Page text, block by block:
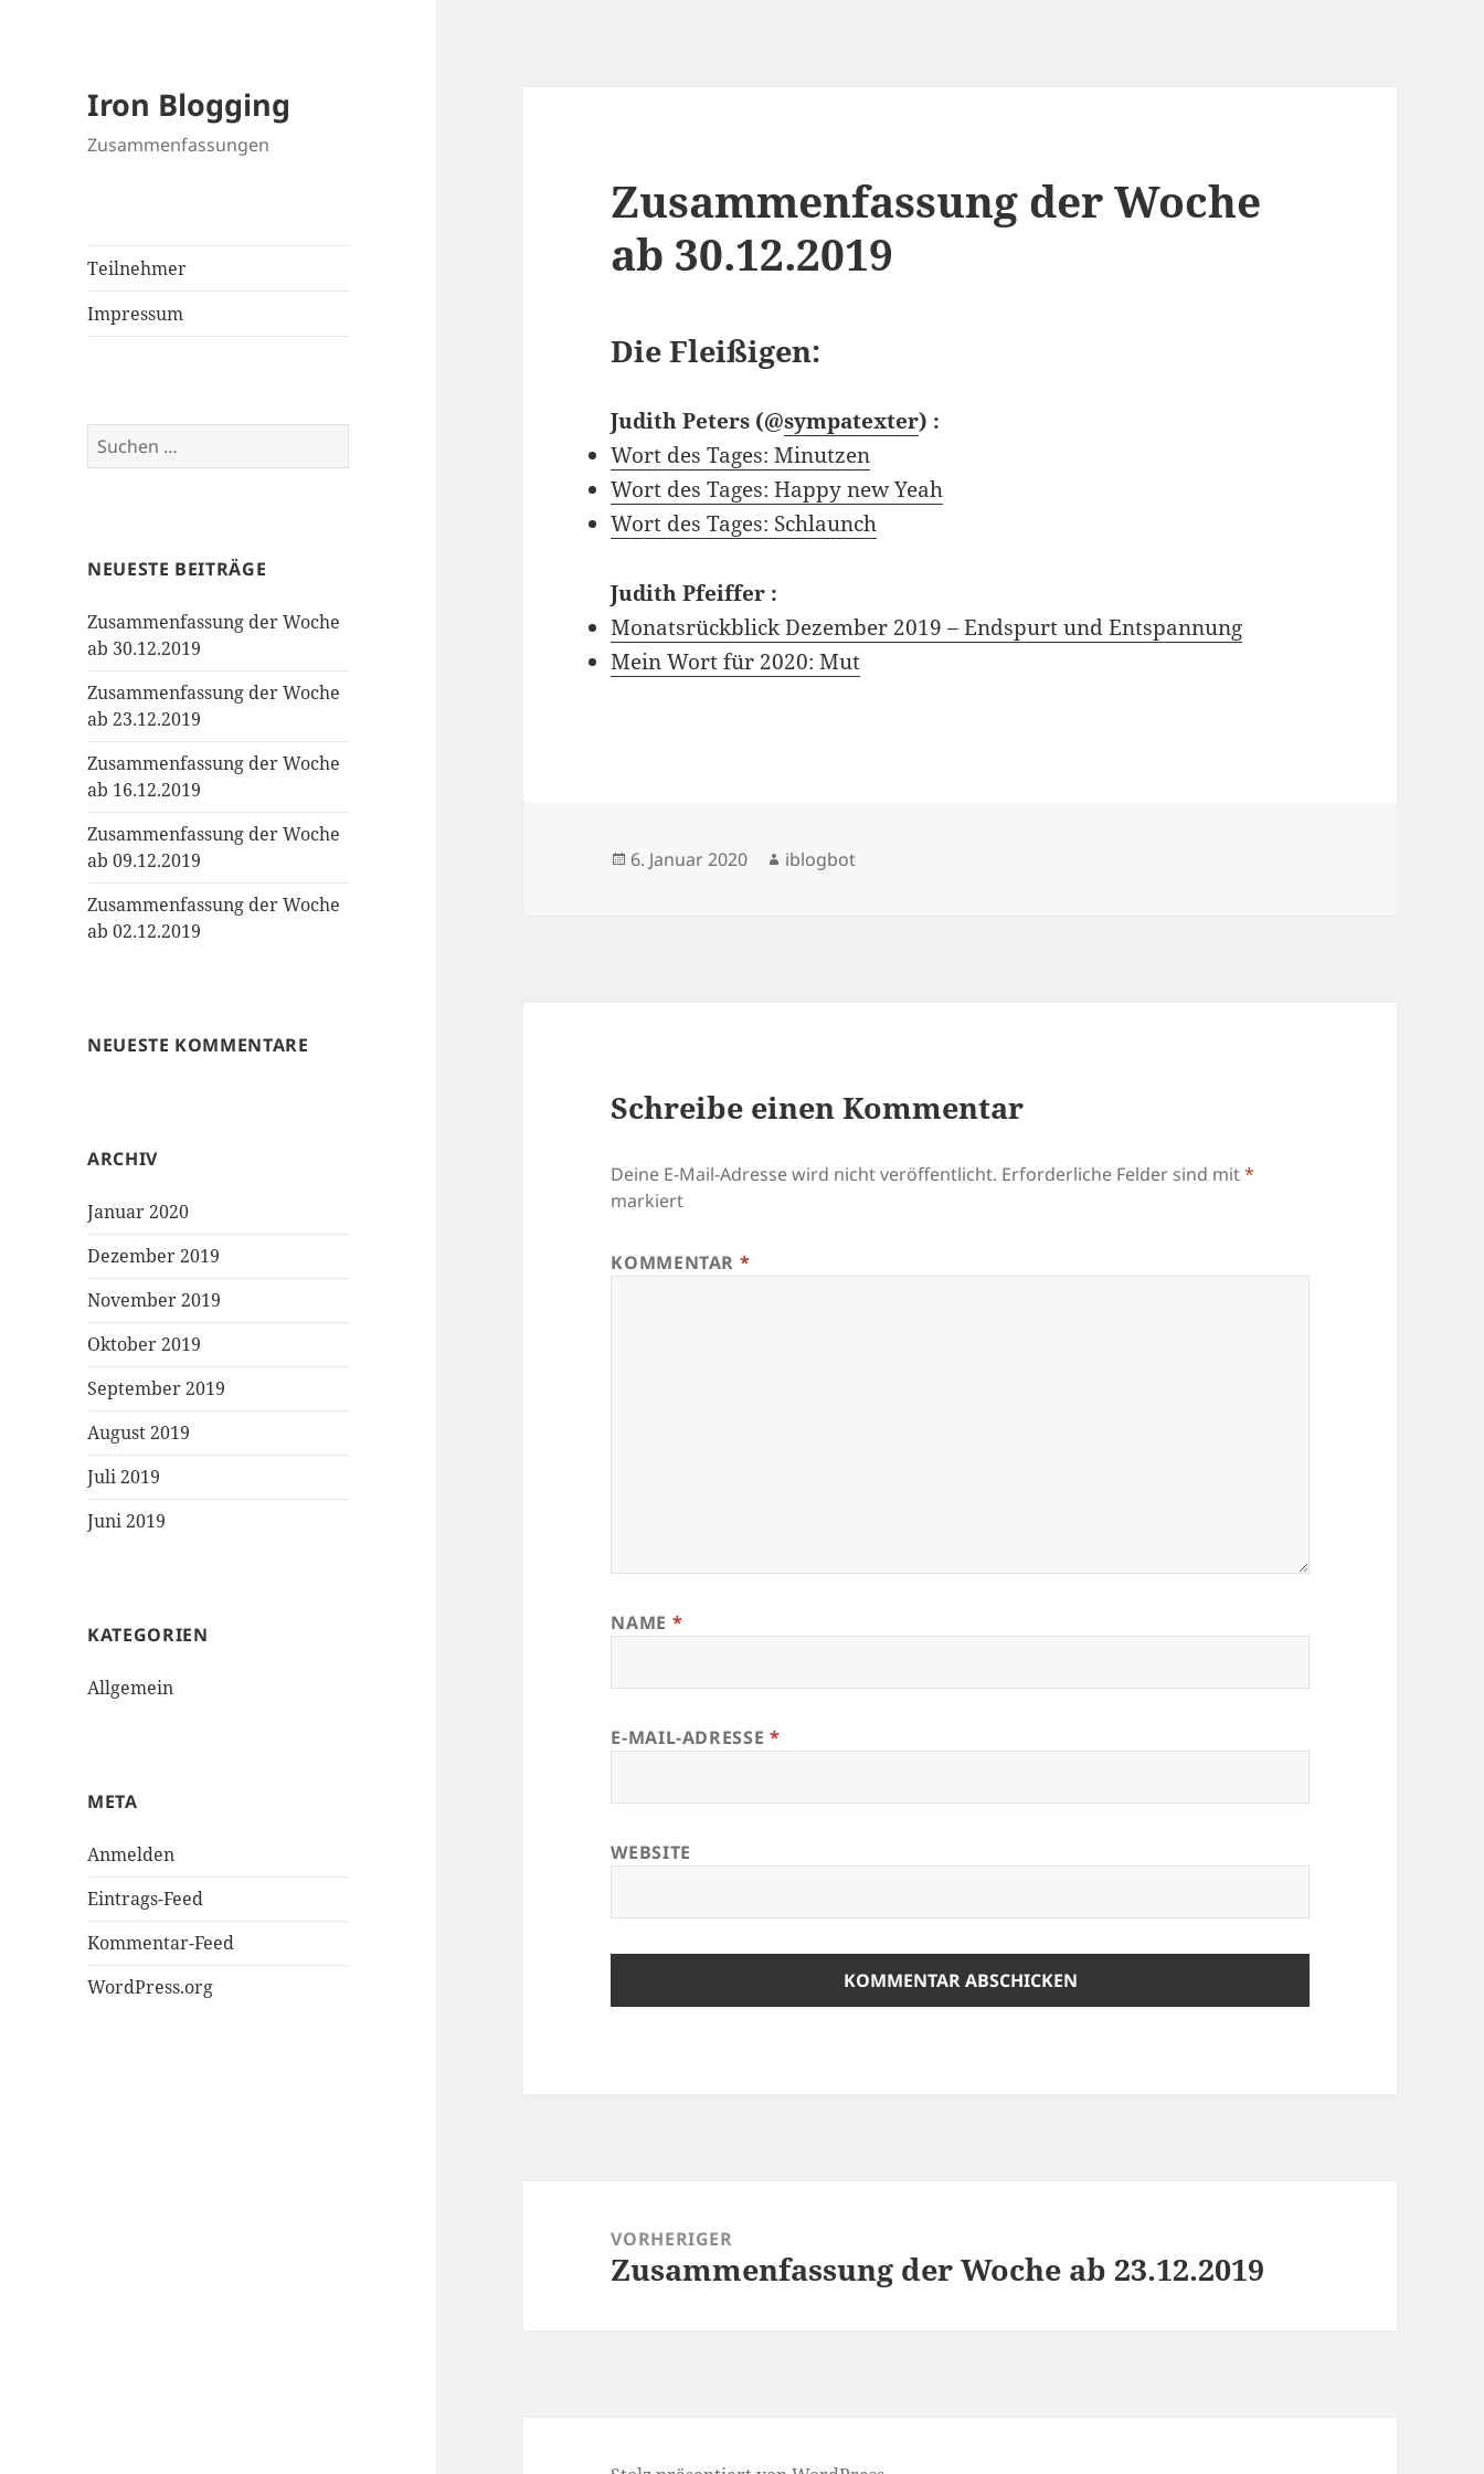
Iron Blogging
Zusammenfassungen
Teilnehmer
Impressum
Suchen
nach:
NEUESTE BEITRÄGE
Zusammenfassung der Woche
ab 30.12.2019
Zusammenfassung der Woche
ab 23.12.2019
Zusammenfassung der Woche
ab 16.12.2019
Zusammenfassung der Woche
ab 09.12.2019
Zusammenfassung der Woche
ab 02.12.2019
NEUESTE KOMMENTARE
ARCHIV
Januar 2020
Dezember 2019
November 2019
Oktober 2019
September 2019
August 2019
Juli 2019
Juni 2019
KATEGORIEN
Allgemein
META
Anmelden
Eintrags-Feed
Kommentar-Feed
WordPress.org
Zusammenfassung der Woche
ab 30.12.2019
Die Fleißigen:
Judith Peters (@sympatexter) :
Wort des Tages: Minutzen
Wort des Tages: Happy new Yeah
Wort des Tages: Schlaunch
Judith Pfeiffer :
Monatsrückblick Dezember 2019 – Endspurt und Entspannung
Mein Wort für 2020: Mut
Veröffentlicht
6. Januar 2020 Autor
iblogbot
Schreibe einen Kommentar
Deine E-Mail-Adresse wird nicht veröffentlicht. Erforderliche Felder sind mit*
markiert
KOMMENTAR *
NAME *
E-MAIL-ADRESSE *
WEBSITE
VORHERIGER
Vorheriger
Zusammenfassung der Woche ab 23.12.2019